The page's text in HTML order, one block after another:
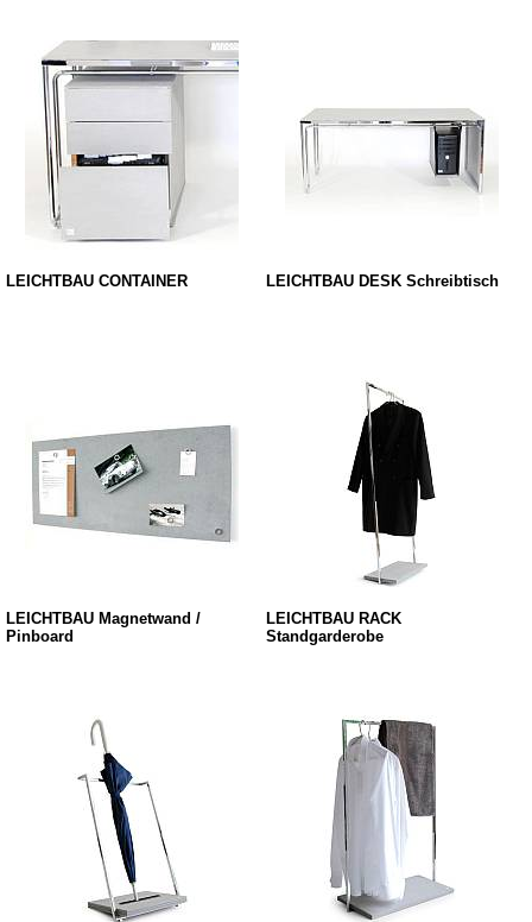
LEICHTBAU CONTAINER LEICHTBAU DESK Schreibtisch
LEICHTBAU Magnetwand /
Pinboard
LEICHTBAU RACK
Standgarderobe